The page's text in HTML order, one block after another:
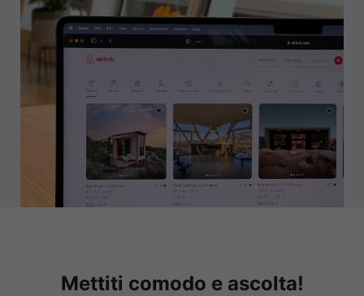
Tutorial
Entertainment
Curiosity
VinTech
Mettiti comodo e ascolta!